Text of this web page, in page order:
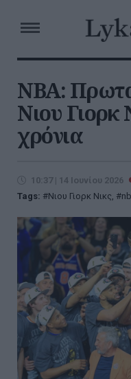
NBA:
Νιου Γιορκ
χρόνια
10:37 | 14 Ιουνίου 2026
Tags:
Νιου Γιορκ Νικς,